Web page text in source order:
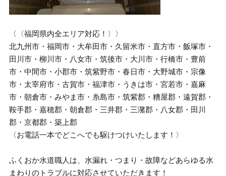
〈〈福岡県内全エリア対応！〉〉
北九州市・福岡市・大牟田市・久留米市・直方市・飯塚市・
田川市・柳川市・八女市・筑後市・大川市・行橋市・豊前
市・中間市・小郡市・筑紫野市・春日市・大野城市・宗像
市・太宰府市・古賀市・福津市・うきは市・宮若市・嘉麻
市・朝倉市・みやま市・糸島市・筑紫郡・糟屋郡・遠賀郡・
鞍手郡・嘉穂郡・朝倉郡・三井郡・三潴郡・八女郡・田川
郡・京都郡・築上郡
〈お電話一本でどこへでも駆けつけいたします！〉
ふくおか水道職人は、水漏れ・つまり・故障などあらゆる水
まわりのトラブルに対応させていただきます！